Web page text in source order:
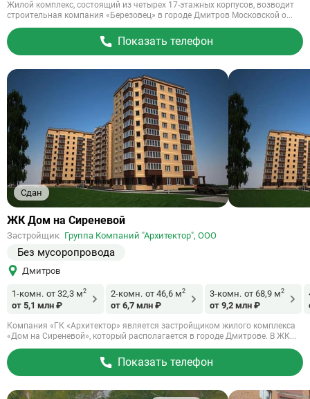
Жилой комплекс, состоящий из четырех 17-этажных корпусов, возводит
строительная компания «Березовец» в городе Дмитров Московской о...
Показать телефон
Сдан
Ссылка
объект
ЖК Дом на Сиреневой
Застройщик Группа Компаний "Архитектор", ООО
Без мусоропровода
Дмитров
1-комн. от 32,3 м2
от 5,1 млн ₽
2-комн. от 46,6 м2
от 6,7 млн ₽
3-комн. от 68,9 м2
от 9,2 млн ₽
Компания «ГК «Архитeктoр» является застройщиком жилого комплекса
«Дом на Сиреневой», который располагается в городе Дмитрове. В ЖК...
Показать телефон